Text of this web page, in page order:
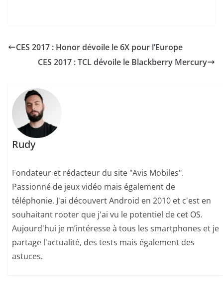
CES 2017 : Honor dévoile le 6X pour l’Europe
CES 2017 : TCL dévoile le Blackberry Mercury
Rudy
Fondateur et rédacteur du site "Avis Mobiles".
Passionné de jeux vidéo mais également de
téléphonie. J'ai découvert Android en 2010 et c'est en
souhaitant rooter que j'ai vu le potentiel de cet OS.
Aujourd'hui je m’intéresse à tous les smartphones et je
partage l'actualité, des tests mais également des
astuces.